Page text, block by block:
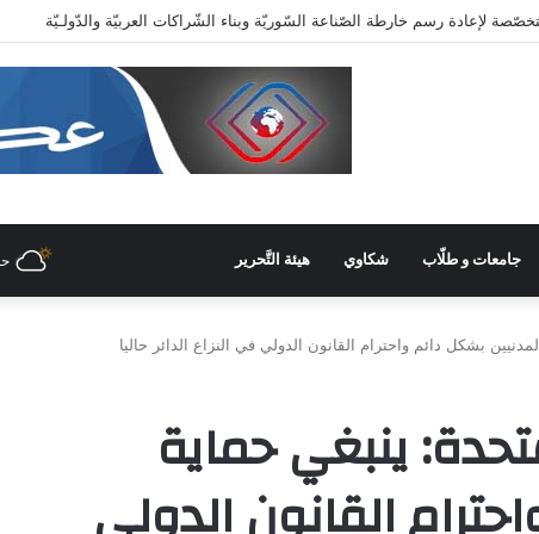
وزاريّة.. ملتقى واعد للصناعات الهندسيّة والبلاستيكيّة والكيميائيّة
جامعات و طلّاب شكاوي هيئة التَّحرير
بشكل دائم واحترام القانون الدولي في النزاع الدائر حاليا
ينبغي حماية